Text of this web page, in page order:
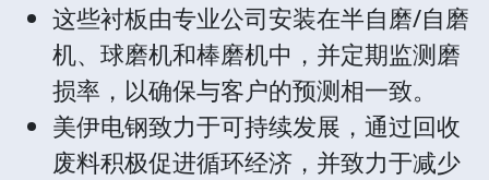
这些衬板由专业公司安装在半自磨/自磨
机、球磨机和棒磨机中，并定期监测磨
损率，以确保与客户的预测相一致。
美伊电钢致力于可持续发展，通过回收
废料积极促进循环经济，并致力于减少